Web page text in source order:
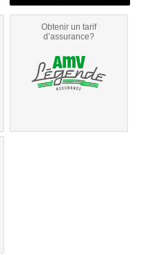
Obtenir un tarif
d’assurance?